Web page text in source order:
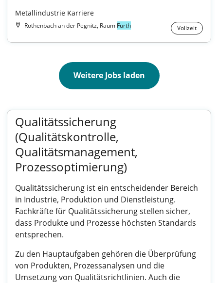
Metallindustrie Karriere
Röthenbach an der Pegnitz, Raum Fürth Vollzeit
Weitere Jobs laden
Qualitätssicherung
(Qualitätskontrolle,
Qualitätsmanagement,
Prozessoptimierung)
Qualitätssicherung ist ein entscheidender Bereich
in Industrie, Produktion und Dienstleistung.
Fachkräfte für Qualitätssicherung stellen sicher,
dass Produkte und Prozesse höchsten Standards
entsprechen.
Zu den Hauptaufgaben gehören die Überprüfung
von Produkten, Prozessanalysen und die
Umsetzung von Qualitätsrichtlinien. Auch die